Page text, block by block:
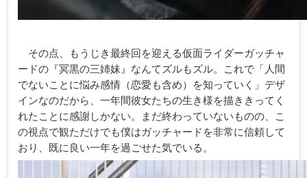
その点、もうじき最終回を迎える仮面ライダーガッチャ
ードの『冥黒の三姉妹』なんてズルもズル。これで「人間
でないことに悩み感情（恋愛も含め）を知っていく」デザ
インなのだから、一年間彼女たちの生き様を描ききってく
れたことに感謝しかない。まだ終わっていないものの、こ
の視点で観ただけでも僕はガッチャードを非常に信頼して
おり、既に良い一年を過ごせた気でいる。